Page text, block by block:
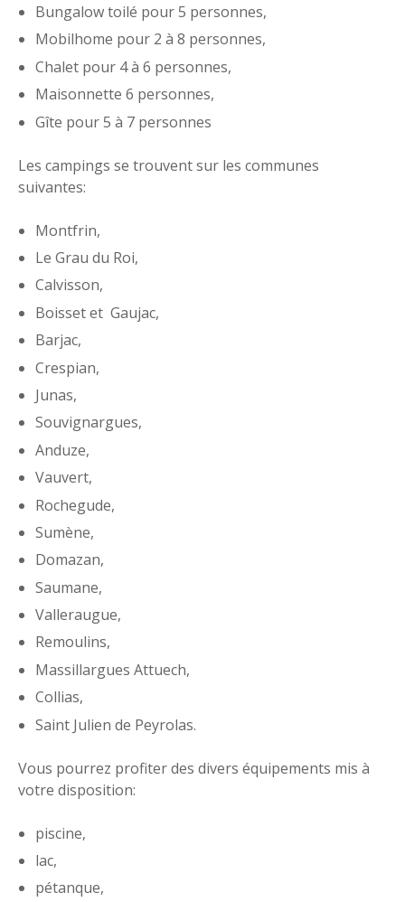
Bungalow toilé pour 5 personnes,
Mobilhome pour 2 à 8 personnes,
Chalet pour 4 à 6 personnes,
Maisonnette 6 personnes,
Gîte pour 5 à 7 personnes
Les campings se trouvent sur les communes
suivantes:
Montfrin,
Le Grau du Roi,
Calvisson,
Boisset et Gaujac,
Barjac,
Crespian,
Junas,
Souvignargues,
Anduze,
Vauvert,
Rochegude,
Sumène,
Domazan,
Saumane,
Valleraugue,
Remoulins,
Massillargues Attuech,
Collias,
Saint Julien de Peyrolas.
Vous pourrez profiter des divers équipements mis à
votre disposition:
piscine,
lac,
pétanque,